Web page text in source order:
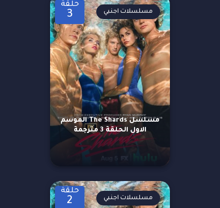
حلقة
3
مسلسل The Shards الموسم
الاول الحلقة 3 مترجمة
مسلسلات اجنبي
حلقة
2 مسلسلات اجنبي